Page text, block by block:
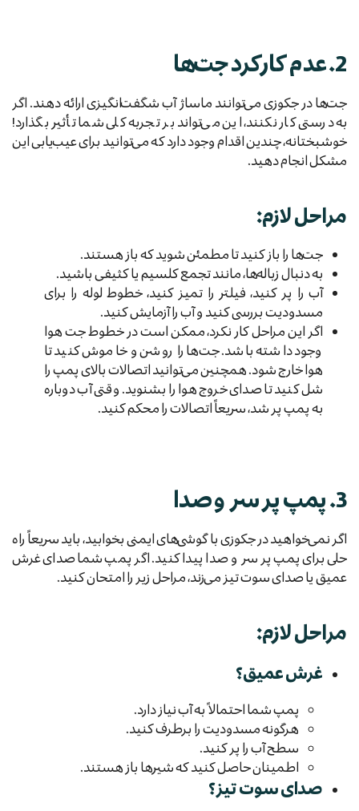
2. عدم کارکرد جت‌ها
جت‌ها در جکوزی می‌توانند ماساژ آب شگفت‌انگیزی ارائه دهند. اگر
به درستی کار نکنند، این می‌تواند بر تجربه کلی شما تأثیر بگذارد!
خوشبختانه، چندین اقدام وجود دارد که می‌توانید برای عیب‌یابی این
مشکل انجام دهید.
مراحل لازم:
جت‌ها را باز کنید تا مطمئن شوید که باز هستند.
به دنبال زباله‌ها، مانند تجمع کلسیم یا کثیفی باشید.
آب را پر کنید، فیلتر را تمیز کنید، خطوط لوله را برای
مسدودیت بررسی کنید و آب را آزمایش کنید.
اگر این مراحل کار نکرد، ممکن است در خطوط جت هوا
وجود داشته باشد. جت‌ها را روشن و خاموش کنید تا
هوا خارج شود. همچنین می‌توانید اتصالات بالای پمپ را
شل کنید تا صدای خروج هوا را بشنوید. وقتی آب دوباره
به پمپ پر شد، سریعاً اتصالات را محکم کنید.
3. پمپ پر سر و صدا
اگر نمی‌خواهید در جکوزی با گوشی‌های ایمنی بخوابید، باید سریعاً راه
حلی برای پمپ پر سر و صدا پیدا کنید. اگر پمپ شما صدای غرش
عمیق یا صدای سوت تیز می‌زند، مراحل زیر را امتحان کنید.
مراحل لازم:
غرش عمیق؟
پمپ شما احتمالاً به آب نیاز دارد.
هرگونه مسدودیت را برطرف کنید.
سطح آب را پر کنید.
اطمینان حاصل کنید که شیرها باز هستند.
صدای سوت تیز؟